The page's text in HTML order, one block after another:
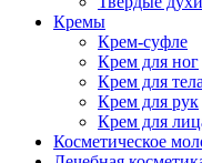
Кремы
Крем-суфле
Крем для ног
Крем для тела
Крем для рук
Крем для
Косметическое